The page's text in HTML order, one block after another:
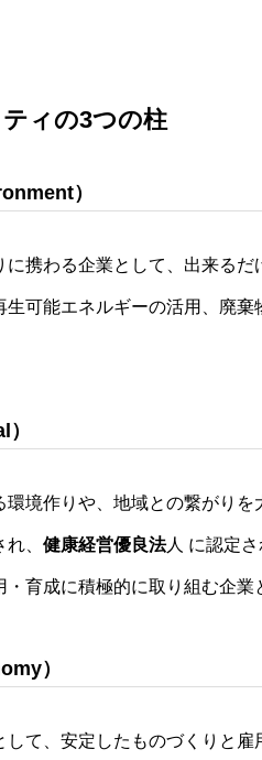
ィの3つの柱
）
携わる企業として、出来る
生可能エネルギーの活用、廃
境作りや、地域との繋がりを
、 健康経営優良法人 に認定さ
・育成に積極的に取り組む企業
）
して、安定したものづくりと